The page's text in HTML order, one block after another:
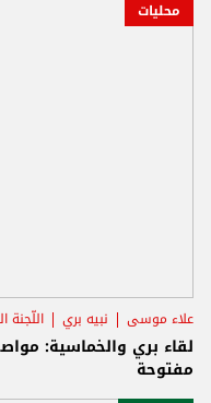
محليات
علاء موسى نبيه بري اللّجنة
لقاء بري والخماسية:
مفتوحة